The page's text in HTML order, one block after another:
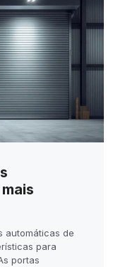
automáticas de
para
portas